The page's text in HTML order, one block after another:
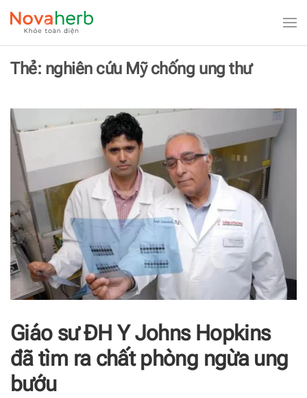
Skip to main content
Thẻ: nghiên cứu Mỹ chống ung thư
Giáo sư ĐH Y Johns Hopkins
đã tìm ra chất phòng ngừa ung
bướu